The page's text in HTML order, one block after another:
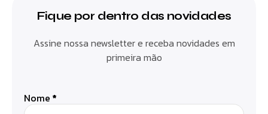
Fique por dentro das novidades
Assine nossa newsletter e receba novidades em
primeira mão
Nome *